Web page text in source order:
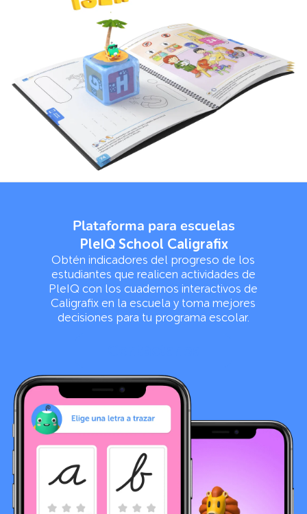
Plataforma para escuelas
PleIQ School Caligrafix
Obtén indicadores del progreso de los
estudiantes que realicen actividades de
PleIQ con los cuadernos interactivos de
Caligrafix en la escuela y toma mejores
decisiones para tu programa escolar.